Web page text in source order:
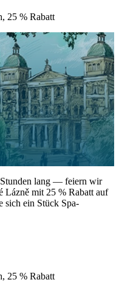
25 % Rabatt
lang — feiern wir
Lázně mit 25 % Rabatt auf
sich ein Stück Spa-
25 % Rabatt